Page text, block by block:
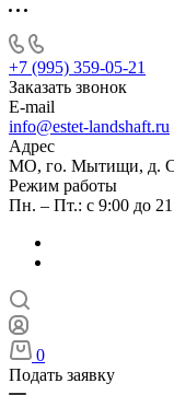
+7 (995) 359-05-21
Заказать звонок
E-mail
info@estet-landshaft.ru
Адрес
МО, го. Мытищи, д.
Режим работы
Пн. – Пт.: с 9:00 до
0
Подать заявку